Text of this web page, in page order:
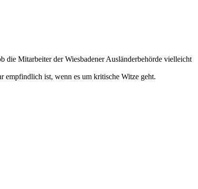
die Mitarbeiter der Wiesbadener Ausländerbehörde vielleicht
empfindlich ist, wenn es um kritische Witze geht.